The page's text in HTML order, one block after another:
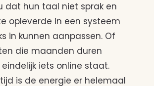
dat hun taal niet sprak en
opleverde in een systeem
in kunnen aanpassen. Of
die maanden duren
iets online staat.
is de energie er helemaal